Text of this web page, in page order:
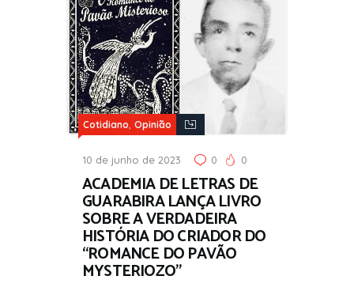
Cotidiano Opinião
10 de junho de 2023 0 0
ACADEMIA DE LETRAS DE
GUARABIRA LANÇA LIVRO
SOBRE A VERDADEIRA
HISTÓRIA DO CRIADOR DO
“ROMANCE DO PAVÃO
MYSTERIOZO”